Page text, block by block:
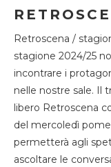
Retroscena /
stagione 2024/25
incontrare i
nelle nostre sale. Il
libero Retroscena
del mercoledì
permetterà agli
ascoltare le